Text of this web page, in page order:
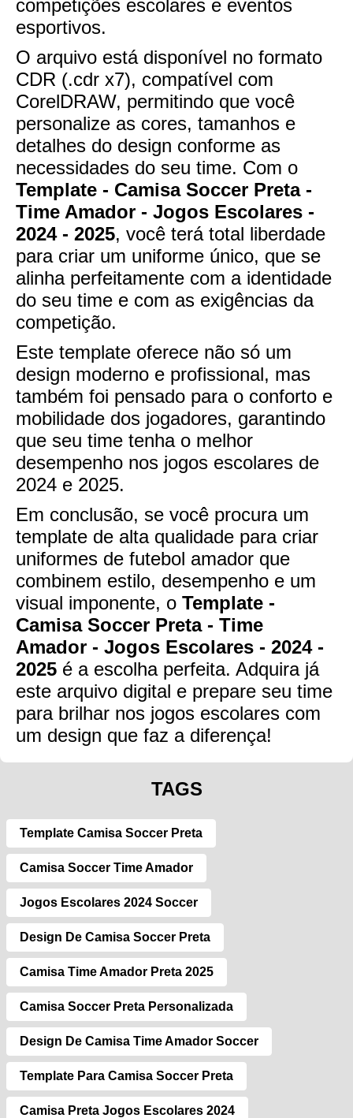
competições escolares e eventos
esportivos.
O arquivo está disponível no formato
CDR (.cdr x7), compatível com
CorelDRAW, permitindo que você
personalize as cores, tamanhos e
detalhes do design conforme as
necessidades do seu time. Com o
Template - Camisa Soccer Preta -
Time Amador - Jogos Escolares -
2024 - 2025, você terá total liberdade
para criar um uniforme único, que se
alinha perfeitamente com a identidade
do seu time e com as exigências da
competição.
Este template oferece não só um
design moderno e profissional, mas
também foi pensado para o conforto e
mobilidade dos jogadores, garantindo
que seu time tenha o melhor
desempenho nos jogos escolares de
2024 e 2025.
Em conclusão, se você procura um
template de alta qualidade para criar
uniformes de futebol amador que
combinem estilo, desempenho e um
visual imponente, o Template -
Camisa Soccer Preta - Time
Amador - Jogos Escolares - 2024 -
2025 é a escolha perfeita. Adquira já
este arquivo digital e prepare seu time
para brilhar nos jogos escolares com
um design que faz a diferença!
TAGS
Template Camisa Soccer Preta
Camisa Soccer Time Amador
Jogos Escolares 2024 Soccer
Design De Camisa Soccer Preta
Camisa Time Amador Preta 2025
Camisa Soccer Preta Personalizada
Design De Camisa Time Amador Soccer
Template Para Camisa Soccer Preta
Camisa Preta Jogos Escolares 2024